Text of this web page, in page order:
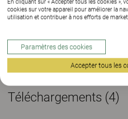
Matériaux
Téléchargements (4)
En cliquant sur « Accepter tous les cookies »,
cookies sur votre appareil pour améliorer la
utilisation et contribuer à nos efforts de
Paramètres des cookies
Accepter tous les